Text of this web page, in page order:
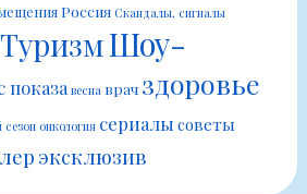
Россия Скандалы, сигналы
ТуризмШоу-
показа весна врач здоровье
сезон онкология сериалы советы
эксклюзив